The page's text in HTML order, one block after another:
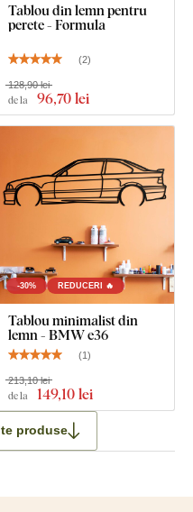
Tablou din lemn pentru
perete - Formula
(2)
de la 96,70 lei
128,90 lei
-30% REDUCERI 🔥
Tablou minimalist din
lemn - BMW e36
(1)
de la 149,10 lei
213,10 lei
produse